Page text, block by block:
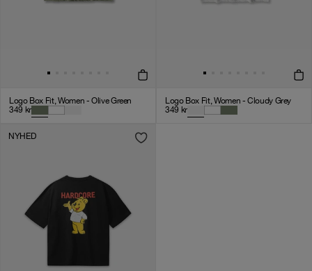
Logo Box Fit, Women - Olive Green
349 kr
Logo Box Fit, Women - Cloudy Grey
349 kr
NYHED